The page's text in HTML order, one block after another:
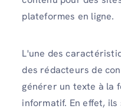
plateformes en ligne.
L'une des
des rédacteurs de
générer un texte à la
informatif. En effet, ils